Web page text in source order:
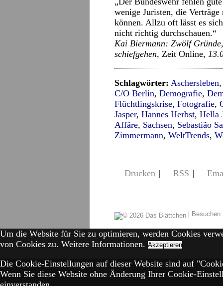
wenige Juristen, die
können. Allzu oft lässt es
nicht richtig durchschauen.“
Kai Biermann: Zwölf
schiefgehen, Zeit Online,
Schlagwörter: Aschersleben
C/O Berlin, Demografie,
Flüchtlingskrise, Fotografie,
Jasper, Hannes Herbst, Hella
Affäre, Sachsen, Sebastião
Zimmermann, WeltTrends,
Drucken | RSS |
|
Um die Website für Sie zu optimieren, werden Cookies
von Cookies zu. Weitere Informationen. Akzeptieren
Die Cookie-Einstellungen auf dieser Website sind auf
Wenn Sie diese Website ohne Änderung Ihrer Cookie-